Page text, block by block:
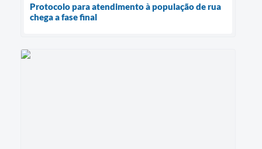
Protocolo para atendimento à população de rua
chega a fase final